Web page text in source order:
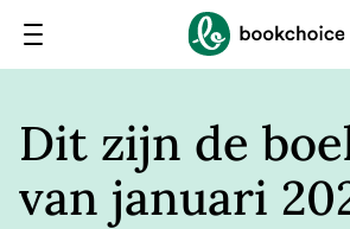
Dit zijn de
van januari